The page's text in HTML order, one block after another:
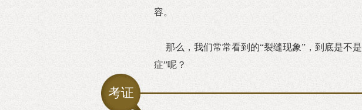
容。
那么，我们常常看到的“裂缝现象”，到底是不
症”呢？
考证